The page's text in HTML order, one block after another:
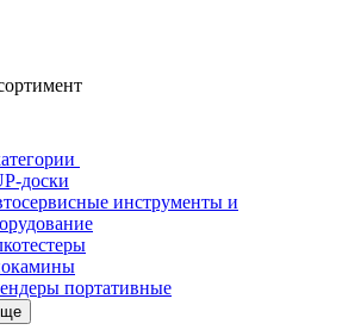
доски
инструменты и
портативные